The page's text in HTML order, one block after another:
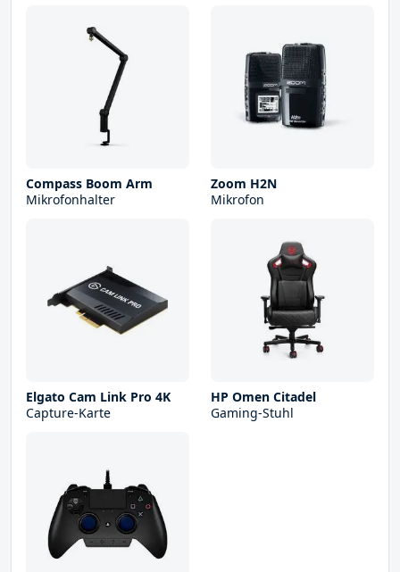
Compass Boom Arm
Mikrofonhalter
Zoom H2N
Mikrofon
Elgato Cam Link Pro 4K
Capture-Karte
HP Omen Citadel
Gaming-Stuhl